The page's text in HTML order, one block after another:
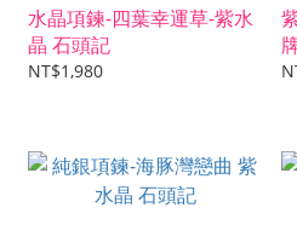
水晶項鍊-四葉幸運草-紫水
晶 石頭記
NT$1,980